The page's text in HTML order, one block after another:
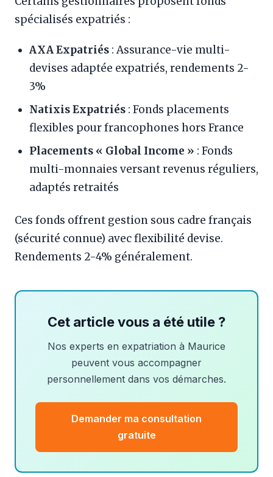
spécialisés expatriés :
AXA Expatriés : Assurance-vie multi-
devises adaptée expatriés, rendements 2-
3%
Natixis Expatriés : Fonds placements
flexibles pour francophones hors France
Placements « Global Income » : Fonds
multi-monnaies versant revenus réguliers,
adaptés retraités
Ces fonds offrent gestion sous cadre français
(sécurité connue) avec flexibilité devise.
Rendements 2-4% généralement.
Cet article vous a été utile ?
Nos experts en expatriation à Maurice
peuvent vous accompagner
personnellement dans vos démarches.
Demander ma consultation
gratuite